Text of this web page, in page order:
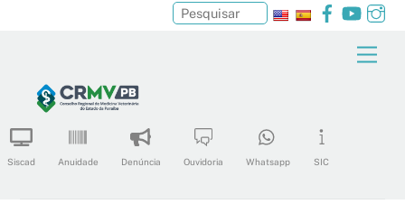
content
Facebook
Siscad Anuidade Denúncia Ouvidoria Whatsapp SIC
Pesquisar